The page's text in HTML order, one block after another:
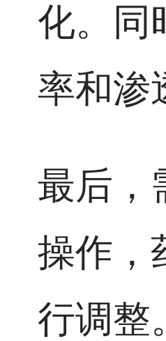
化。同
率和渗
最后，
操作，
行调整